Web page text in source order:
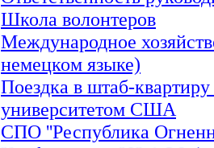
Школа волонтеров
Международное
немецком языке)
Поездка в штаб-
университетом США
СПО ''Республика